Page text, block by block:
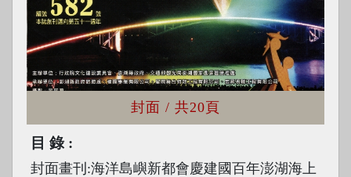
封面 / 共20頁
目錄
封面畫刊:海洋島嶼新都會慶建國百年澎湖海上